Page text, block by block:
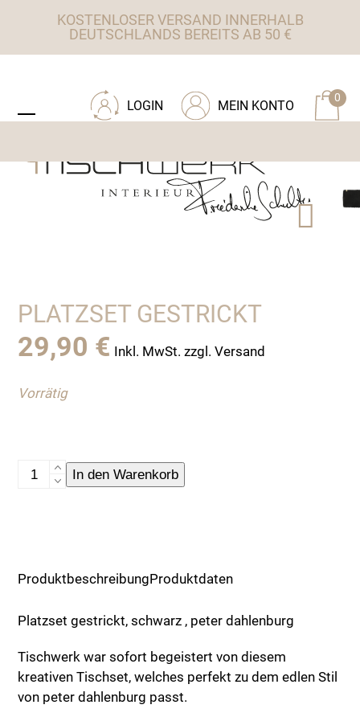
KOSTENLOSER VERSAND INNERHALB
DEUTSCHLANDS BEREITS AB 50 €
0
MEIN KONTO
LOGIN
mobile
mobile
PLATZSET GESTRICKT
29,90 € Inkl. MwSt. zzgl. Versand
Vorrätig
Platzset
gestrickt
In den Warenkorb
ProduktbeschreibungProduktdaten
Platzset gestrickt, schwarz , peter dahlenburg
Tischwerk war sofort begeistert von diesem
kreativen Tischset, welches perfekt zu dem edlen Stil
von peter dahlenburg passt.